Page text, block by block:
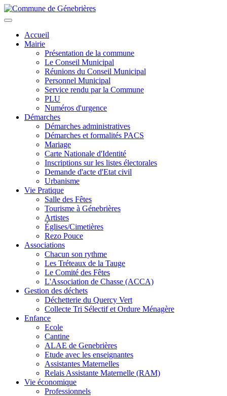
Aller
au
principal
Toggle
navigationAccueil
Mairie
Présentation de la commune
Le Conseil Municipal
Réunions du Conseil Municipal
Personnel Municipal
Service rendu par la Commune
PLU
Numéros d'urgence
Démarches
Démarches administratives
Démarches et formalités PACS
Mariage
Carte Nationale d'Identité
Inscriptions sur les listes électorales
Demande d'acte d'Etat civil
Urbanisme
Vie Pratique
Salle des Fêtes
Tourisme à Génebrières
Artistes
Églises/Cimetières
Rezo Pouce
Associations
Chacun son rythme
Les Tréteaux de la Tauge
Le Comité des Fêtes
L'Association de Chasse (ACCA)
Gestion des déchets
Déchetterie du Quercy Vert
Collecte Tri Sélectif et Ordure Ménagère
Enfance
Ecole
Cantine
ALAE de Genebrières
Etude avec les enseignantes
Assistantes Maternelles
Relais Assistante Maternelle (RAM)
Vie économique
Professionnels